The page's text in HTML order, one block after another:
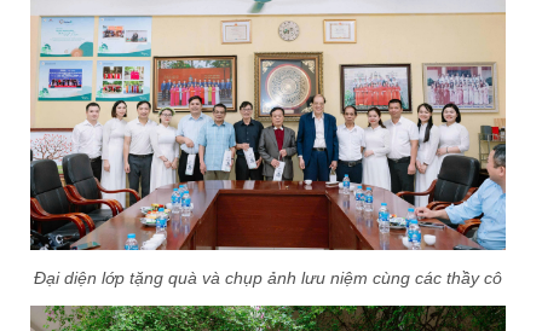
Đại diện lớp tặng quà và chụp ảnh lưu niệm cùng các thầy cô